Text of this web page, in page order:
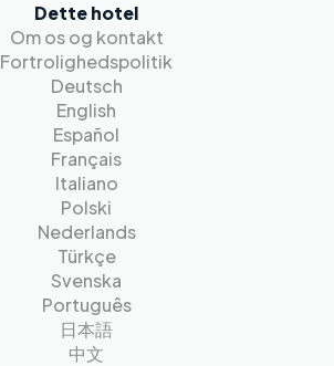
Dette hotel
Om os og kontakt
Fortrolighedspolitik
Deutsch
English
Español
Français
Italiano
Polski
Nederlands
Türkçe
Svenska
Português
日本語
中文